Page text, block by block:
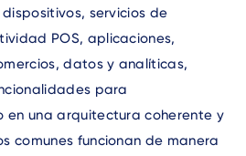
servicios de
POS, aplicaciones,
datos y analíticas,
para
en una arquitectura coherente y
comunes funcionan de manera